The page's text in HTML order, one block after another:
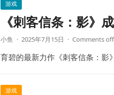
游戏
《刺客信条：影》
小鱼 · 2025年7月15日 · Comments off
育碧的最新力作《刺客信条：
游戏